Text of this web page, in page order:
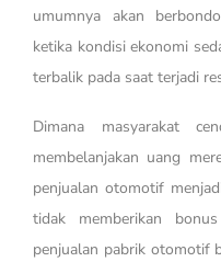
umumnya akan
ketika kondisi ekonomi
terbalik pada saat terjadi
Dimana masyarakat
membelanjakan uang
penjualan otomotif
tidak memberikan
penjualan pabrik otomotif